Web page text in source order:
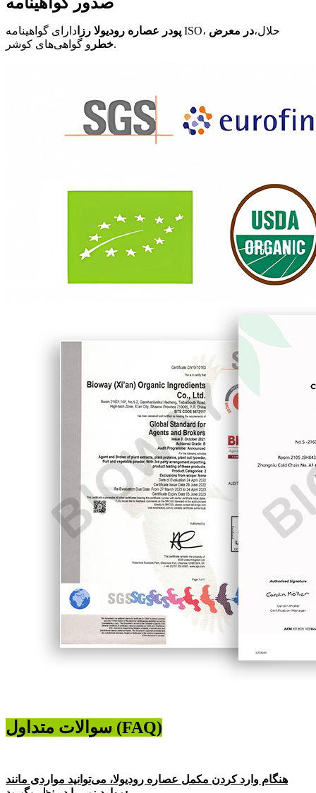
پودر عصاره رودیولا رزا دارای گواهینامه ISO، حلال،در معرض
خطرو گواهی‌های کوشر.
سوالات متداول (FAQ)
هنگام وارد کردن مکمل عصاره رودیولا، می‌توانید مواردی مانند